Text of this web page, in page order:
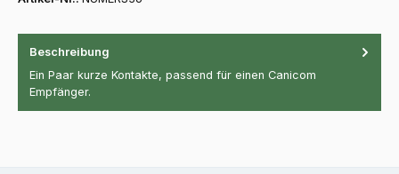
Beschreibung
Ein Paar kurze Kontakte, passend für einen Canicom
Empfänger.